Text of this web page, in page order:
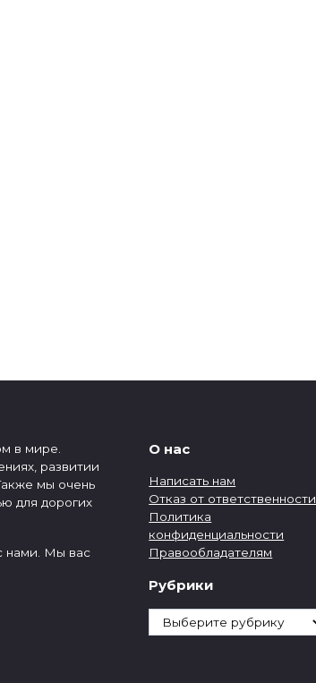
в мире.
развитии
мы очень
для дорогих
нами. Мы вас
О нас
Написать нам
Отказ от ответственности
Политика
конфиденциальности
Правообладателям
Рубрики
Рубрики